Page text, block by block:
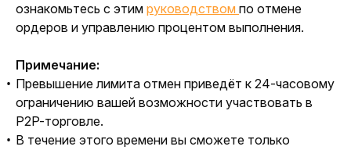
ознакомьтесь с этим руководством по отмене
ордеров и управлению процентом выполнения.
Примечание:
Превышение лимита отмен приведёт к 24-часовому
ограничению вашей возможности участвовать в
P2P-торговле.
В течение этого времени вы сможете только